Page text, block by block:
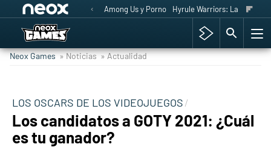
Among Us y Porno Hyrule Warriors: La Era del
Neox Games » Noticias » Actualidad
LOS OSCARS DE LOS VIDEOJUEGOS
Los candidatos a GOTY 2021: ¿Cuál
es tu ganador?